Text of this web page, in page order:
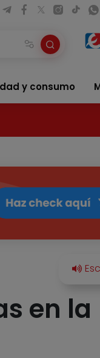
y consumo
en la